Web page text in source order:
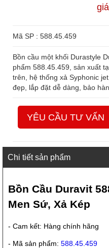
Mã SP : 588.45.459
Bồn cầu một khối Durastyle
phẩm 588.45.459, sản xuất
trên, hệ thống xả Syphonic
đẹp, lắp đặt dễ dàng, bảo
YÊU CẦU TƯ VẤN
Chi tiết sản phẩm
Bồn Cầu Duravit
Men Sứ, Xả Kép
- Cam kết: Hàng chính hãng
- Mã sản phẩm: 588.45.459